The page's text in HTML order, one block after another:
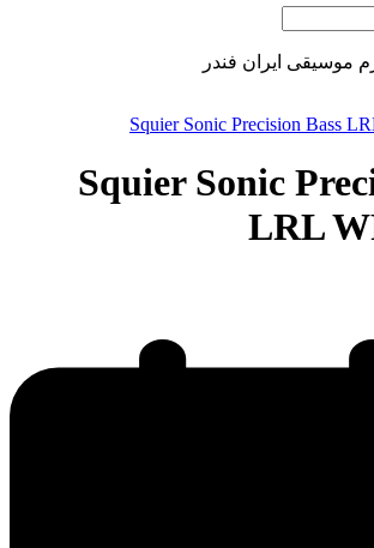
موسیقی ایران فندر
Squier Sonic Precision Bass
Squier Sonic
LRL